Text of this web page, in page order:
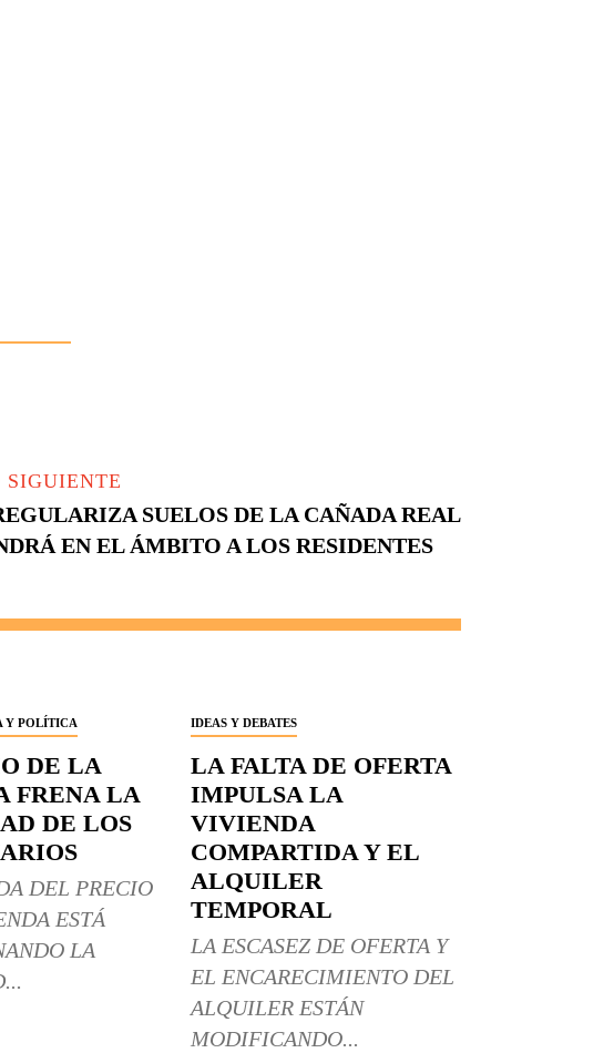
SUELOS DE LA CAÑADA REAL
EN EL ÁMBITO A LOS RESIDENTES
Y POLÍTICA
DE LA
FRENA LA
DE LOS
DEL PRECIO
ESTÁ
LA
IDEAS Y DEBATES
LA FALTA DE OFERTA
IMPULSA LA
VIVIENDA
COMPARTIDA Y EL
ALQUILER
TEMPORAL
LA ESCASEZ DE OFERTA Y
EL ENCARECIMIENTO DEL
ALQUILER ESTÁN
MODIFICANDO...